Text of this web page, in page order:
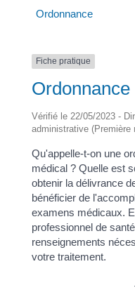
Ordonnance
Fiche pratique
Ordonnance
Vérifié le 22/05/2023 -
administrative (Première
Qu'appelle-t-on une
médical ? Quelle est
obtenir la délivrance
bénéficier de
examens médicaux.
professionnel de
renseignements
votre traitement.